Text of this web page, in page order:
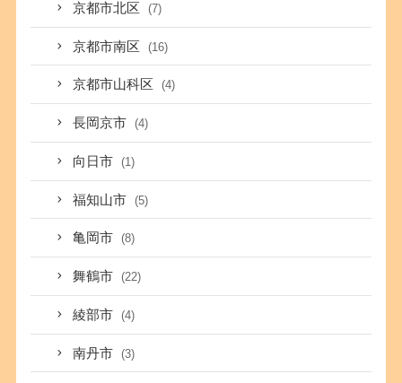
京都市北区 (7)
京都市南区 (16)
京都市山科区 (4)
長岡京市 (4)
向日市 (1)
福知山市 (5)
亀岡市 (8)
舞鶴市 (22)
綾部市 (4)
南丹市 (3)